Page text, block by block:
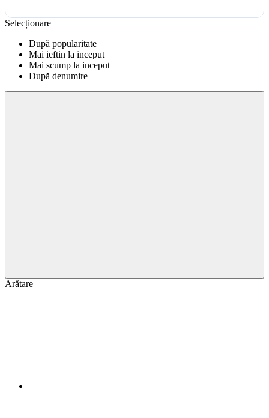
Selecționare
După popularitate
Mai ieftin la inceput
Mai scump la inceput
După denumire
Arătare